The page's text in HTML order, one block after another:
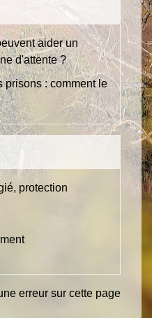
aider un
d'attente ?
prisons : comment le
protection
erreur sur cette page